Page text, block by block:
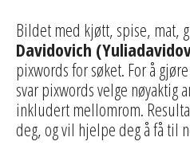
Bildet med kjøtt, spise, mat,
Davidovich
pixwords for søket. For å
svar pixwords velge nøyaktig
inkludert mellomrom.
deg, og vil hjelpe deg å få til